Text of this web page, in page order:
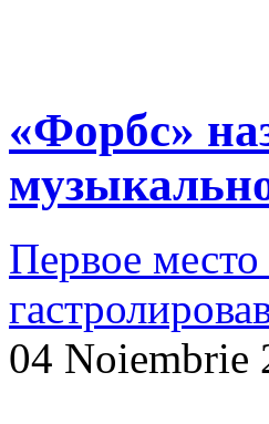
«Форбс»
Первое
04 Noiembrie